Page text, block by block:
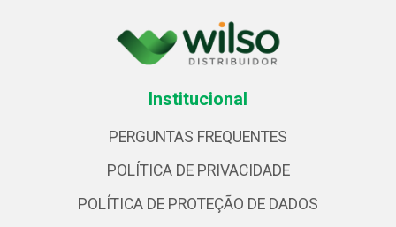
Institucional
PERGUNTAS FREQUENTES
POLÍTICA DE PRIVACIDADE
POLÍTICA DE PROTEÇÃO DE DADOS